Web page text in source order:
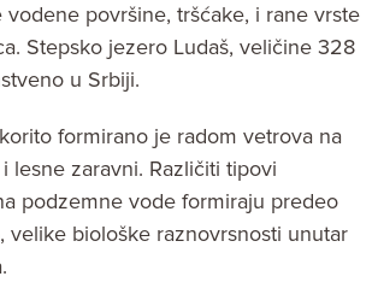
površine, tršćake, i rane vrste
Stepsko jezero Ludaš, veličine 328
u Srbiji.
formirano je radom vetrova na
lesne zaravni. Različiti tipovi
podzemne vode formiraju predeo
velike biološke raznovrsnosti unutar